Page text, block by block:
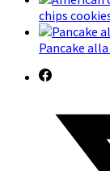
chips
Pancake